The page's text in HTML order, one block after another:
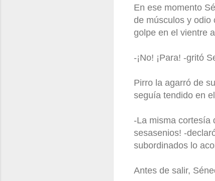
En ese momento
de músculos y odio
golpe en el vientre
-¡No! ¡Para! -gritó
Pirro la agarró de
seguía tendido en
-La misma cortesía
sesasenios! -
subordinados lo
Antes de salir,